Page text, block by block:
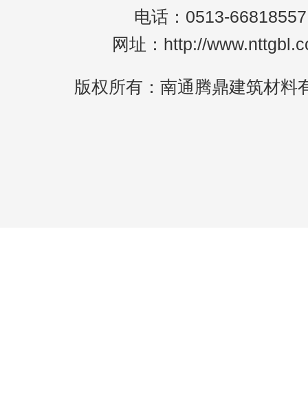
电话：0513-66818557
网址：http://
版权所有：南通腾鼎建筑材料